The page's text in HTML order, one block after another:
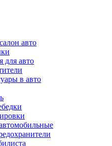
авто
для авто
в авто